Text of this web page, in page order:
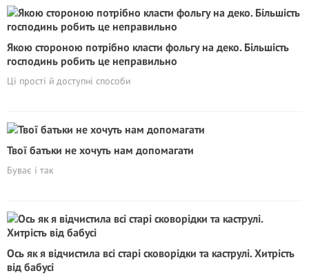
Якою стороною потрібно класти фольгу на деко. Більшість
господинь робить це неправильно
Ці прості й доступні способи
Твої батьки не хочуть нам допомагати
Буває і так
Ось як я відчистила всі старі сковорідки та каструлі. Хитрість
від бабусі